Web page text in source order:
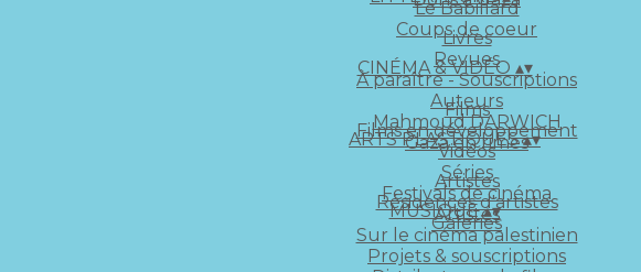
Le Babillard
Coups de coeur
Livres
Revues
À paraître - Souscriptions
Auteurs
Mahmoud DARWICH
Gaza en rimes
CINÉMA & VIDÉO ▴▾
Films
Films en développement
Vidéos
Séries
Festivals de cinéma
Artistes
Sur le cinéma palestinien
Projets & souscriptions
ARTS PLASTIQUES▴▾
Artistes
Résidences d'artistes
Galeries
MUSIQUE▴▾